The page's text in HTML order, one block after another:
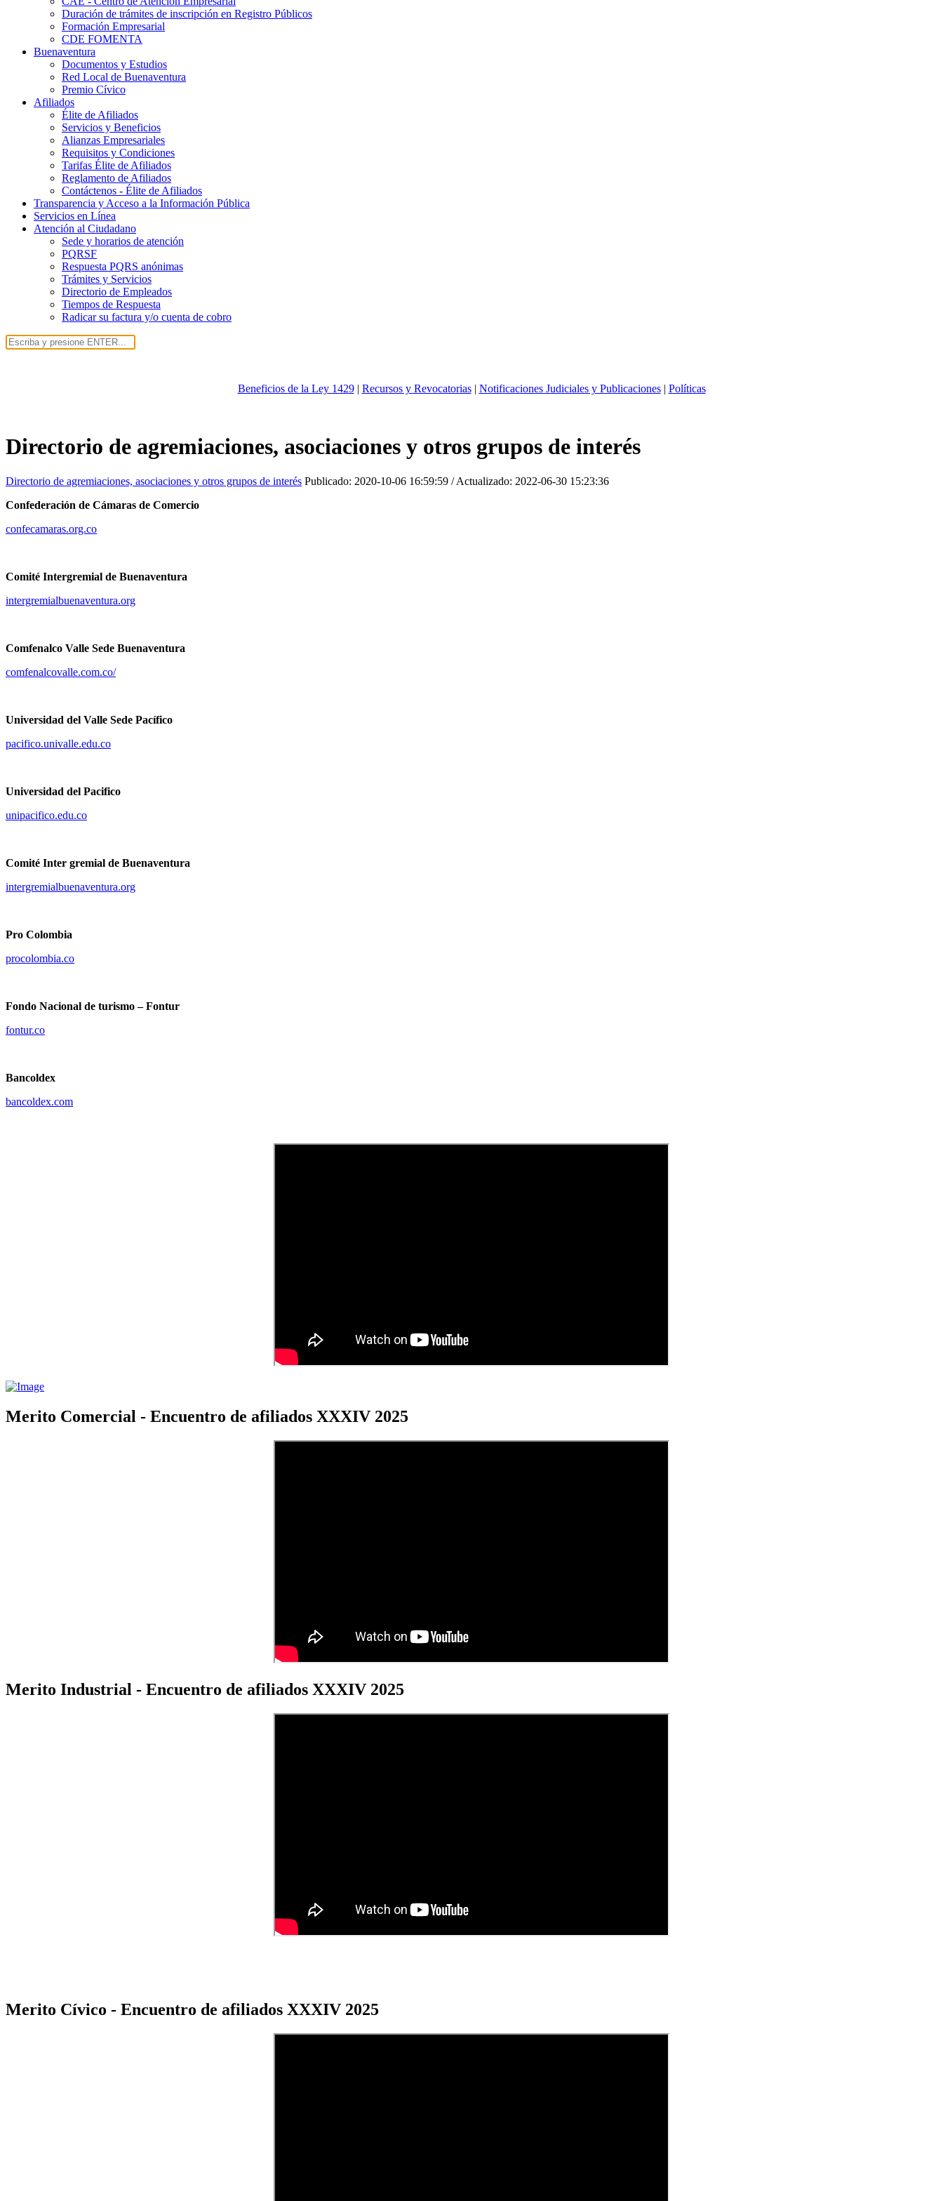
Duración de trámites de inscripción en Registro Públicos
Formación Empresarial
CDE FOMENTA
Buenaventura
Documentos y Estudios
Red Local de Buenaventura
Premio Cívico
Afiliados
Élite de Afiliados
Servicios y Beneficios
Alianzas Empresariales
Requisitos y Condiciones
Tarifas Élite de Afiliados
Reglamento de Afiliados
Contáctenos - Élite de Afiliados
Transparencia y Acceso a la Información Pública
Servicios en Línea
Atención al Ciudadano
Sede y horarios de atención
PQRSF
Respuesta PQRS anónimas
Trámites y Servicios
Directorio de Empleados
Tiempos de Respuesta
Radicar su factura y/o cuenta de cobro
Beneficios de la Ley 1429| Recursos y Revocatorias| Notificaciones Judiciales y Publicaciones| Políticas
Directorio de agremiaciones, asociaciones y otros grupos de interés
Directorio de agremiaciones, asociaciones y otros grupos de interés Publicado: 2020-10-06 16:59:59 / Actualizado: 2022-06-30 15:23:36
Confederación de Cámaras de Comercio
confecamaras.org.co
Comité Intergremial de Buenaventura
intergremialbuenaventura.org
Comfenalco Valle Sede Buenaventura
comfenalcovalle.com.co/
Universidad del Valle Sede Pacífico
pacifico.univalle.edu.co
Universidad del Pacifico
unipacifico.edu.co
Comité Inter gremial de Buenaventura
intergremialbuenaventura.org
Pro Colombia
procolombia.co
Fondo Nacional de turismo – Fontur
fontur.co
Bancoldex
bancoldex.com
Merito Comercial - Encuentro de afiliados XXXIV 2025
Merito Industrial - Encuentro de afiliados XXXIV 2025
Merito Cívico - Encuentro de afiliados XXXIV 2025